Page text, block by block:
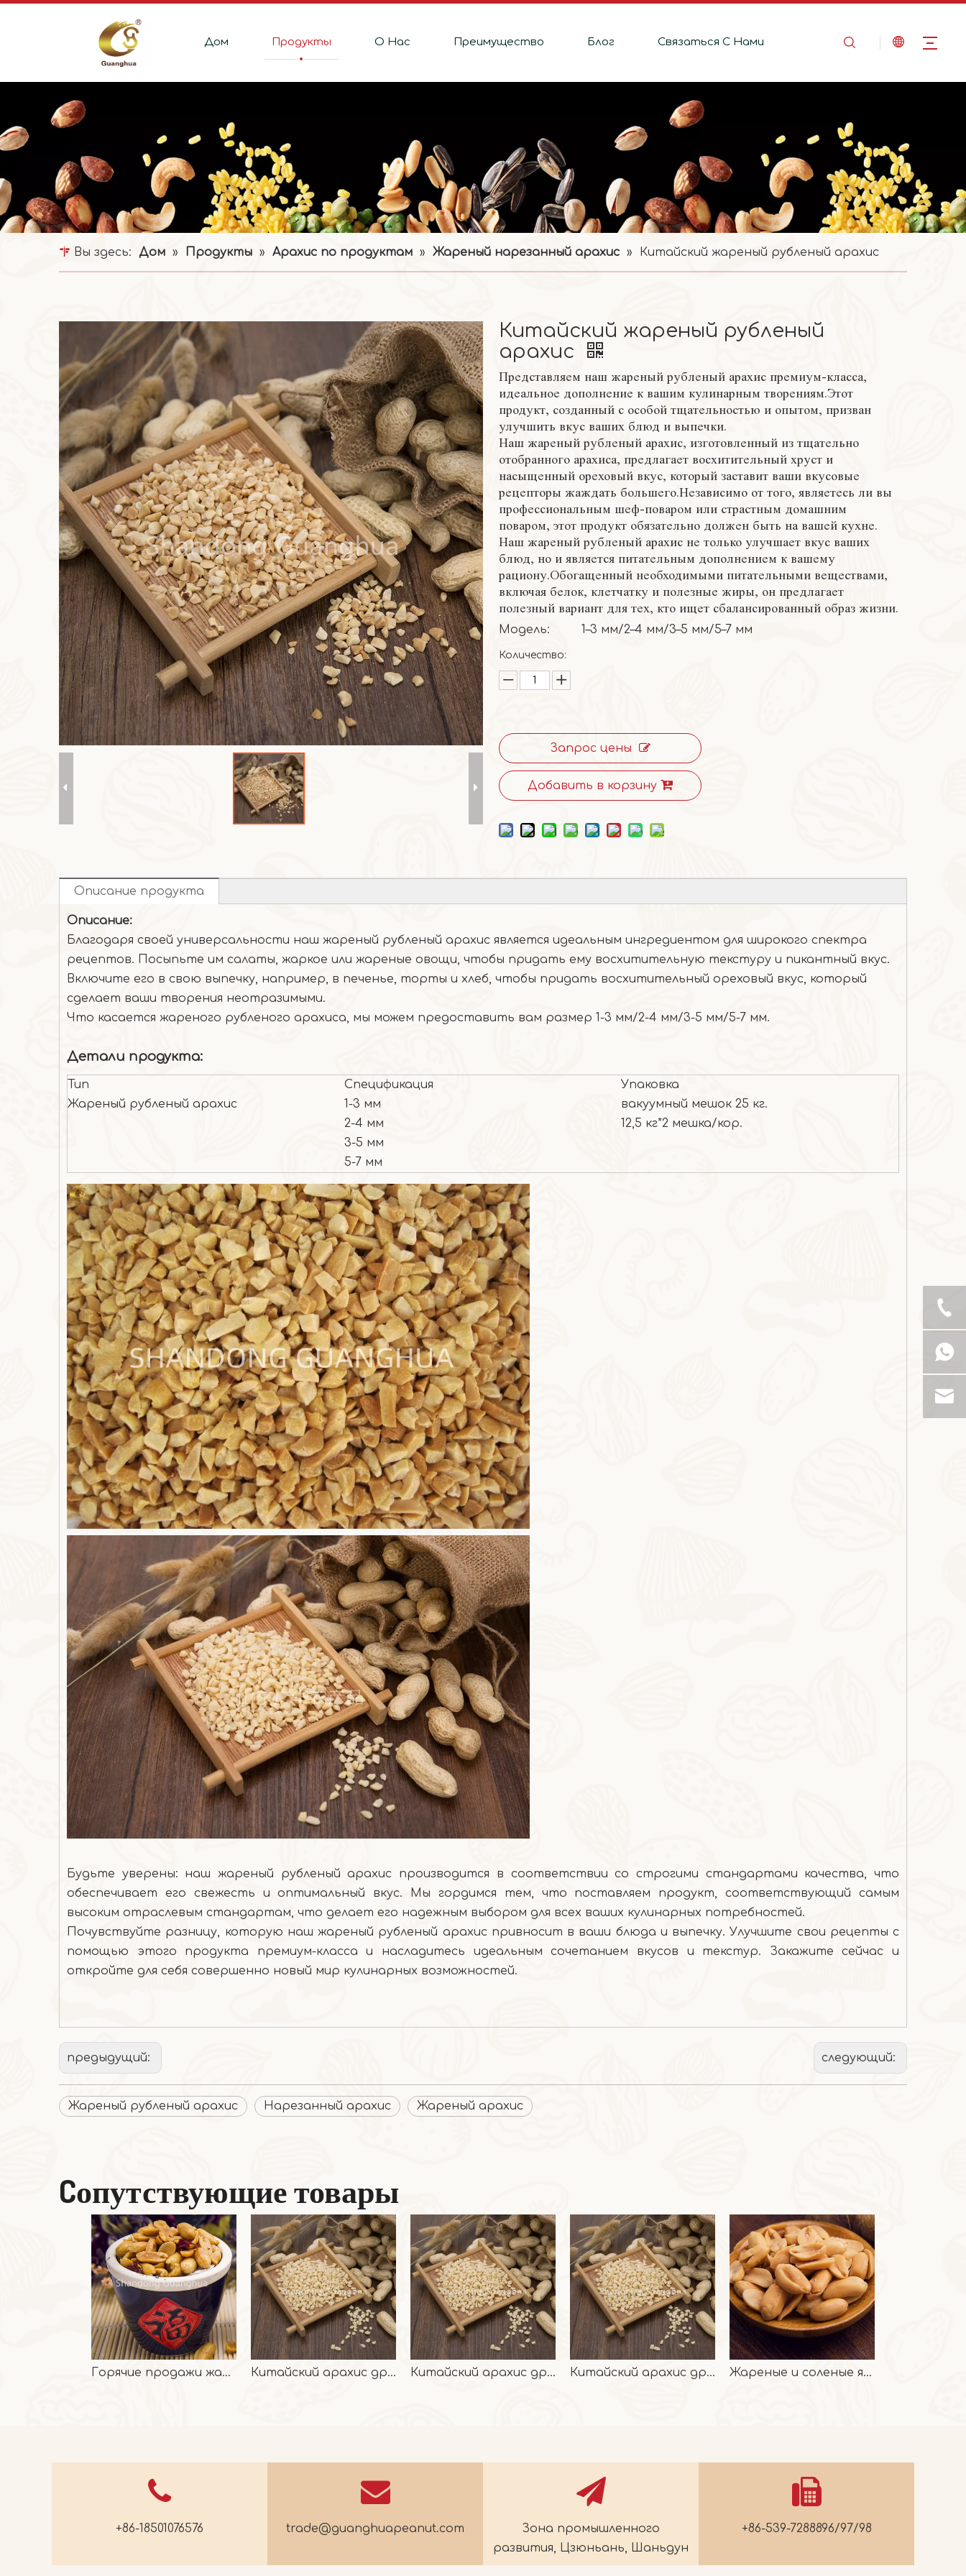
Дом Продукты О Hас Преимущество Блог Связаться C Hами
Вы здесь: Дом » Продукты » Арахис по продуктам » Жареный нарезанный арахис » Китайский жареный рубленый арахис
Китайский жареный рубленый
арахис
Представляем наш жареный рубленый арахис премиум-класса,
идеальное дополнение к вашим кулинарным творениям.Этот
продукт, созданный с особой тщательностью и опытом, призван
улучшить вкус ваших блюд и выпечки.
Наш жареный рубленый арахис, изготовленный из тщательно
отобранного арахиса, предлагает восхитительный хруст и
насыщенный ореховый вкус, который заставит ваши вкусовые
рецепторы жаждать большего.Независимо от того, являетесь ли вы
профессиональным шеф-поваром или страстным домашним
поваром, этот продукт обязательно должен быть на вашей кухне.
Наш жареный рубленый арахис не только улучшает вкус ваших
блюд, но и является питательным дополнением к вашему
рациону.Обогащенный необходимыми питательными веществами,
включая белок, клетчатку и полезные жиры, он предлагает
полезный вариант для тех, кто ищет сбалансированный образ жизни.
Модель: 1–3 мм/2–4 мм/3–5 мм/5–7 мм
Количество:
Запрос цены
Добавить в корзину
Описание продукта
Описание:
Благодаря своей универсальности наш жареный рубленый арахис является идеальным ингредиентом для широкого спектра
рецептов. Посыпьте им салаты, жаркое или жареные овощи, чтобы придать ему восхитительную текстуру и пикантный вкус.
Включите его в свою выпечку, например, в печенье, торты и хлеб, чтобы придать восхитительный ореховый вкус, который
сделает ваши творения неотразимыми.
Что касается жареного рубленого арахиса, мы можем предоставить вам размер 1-3 мм/2-4 мм/3-5 мм/5-7 мм.
Детали продукта:
Тип Спецификация
Упаковка
Жареный рубленый арахис
1-3 мм
2-4 мм
3-5 мм
5-7 мм
вакуумный мешок 25 кг.
12,5 кг*2 мешка/кор.
Будьте уверены: наш жареный рубленый арахис производится в соответствии со строгими стандартами качества, что
обеспечивает его свежесть и оптимальный вкус. Мы гордимся тем, что поставляем продукт, соответствующий самым
высоким отраслевым стандартам, что делает его надежным выбором для всех ваших кулинарных потребностей.
Почувствуйте разницу, которую наш жареный рубленый арахис привносит в ваши блюда и выпечку. Улучшите свои рецепты с
помощью этого продукта премиум-класса и насладитесь идеальным сочетанием вкусов и текстур. Закажите сейчас и
откройте для себя совершенно новый мир кулинарных возможностей.
предыдущий: следующий:
Жареный рубленый арахис Нарезанный арахис Жареный арахис
Cопутствующие товары
Горячие продажи жареных ядер арахиса с пряным вкусом Китайский арахис дробленый, урожай 2024 г. Китайский арахис дробленый, урожай 2024 г. Китайский арахис дробленый, урожай 2024 г. Жареные и соленые ядра арахиса
+86-18501076576 trade@guanghuapeanut.com
Зона промышленного
развития, Цзюньань, Шаньдун
+86-539-7288896/97/98